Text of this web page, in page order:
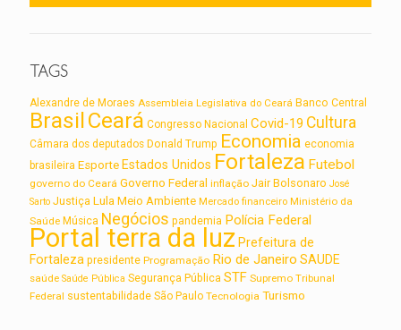
TAGS
Alexandre de Moraes Assembleia Legislativa do Ceará Banco Central
BrasilCeará Congresso Nacional Covid-19 Cultura
Câmara dos deputados Donald Trump Economia economia
brasileira Esporte Estados Unidos Fortaleza Futebol
governo do Ceará Governo Federal inflação Jair Bolsonaro José
Sarto Justiça Lula Meio Ambiente Mercado financeiro Ministério da
Saúde Música Negócios pandemia Polícia Federal
Portal terra da luzPrefeitura de
Fortaleza presidente Programação Rio de Janeiro SAUDE
saúde Saúde Pública Segurança Pública STF Supremo Tribunal
Federal sustentabilidade São Paulo Tecnologia Turismo